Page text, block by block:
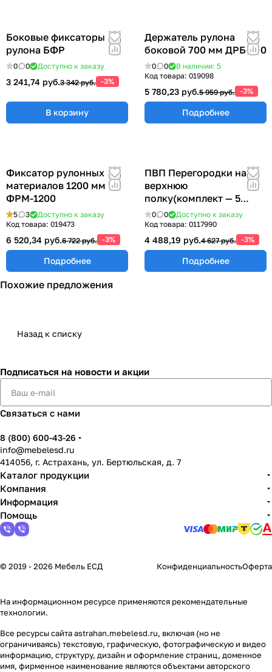
Боковые фиксаторы
рулона БФР
0 0 Доступно к заказу
3 241,74 руб.3 342 руб. -3%
В корзину
Держатель рулона
боковой 700 мм ДРБ-700
0 0
В наличии: 5
Код товара: 019098
5 780,23 руб.5 959 руб. -3%
Подробнее
Фиксатор рулонных
материалов 1200 мм
ФРМ-1200
5 3
Доступно к заказу
Код товара: 019473
6 520,34 руб.6 722 руб. -3%
Подробнее
ПВП Перегородки на
верхнюю
полку(комплект — 5
штук)
0 0
Доступно к заказу
Код товара: 0117990
4 488,19 руб.4 627 руб. -3%
Подробнее
Похожие предложения
Назад к списку
Подписаться на новости и акции
Связаться с нами
8 (800) 600-43-26
info@mebelesd.ru
414056, г. Астрахань, ул. Бертюльская, д. 7
Каталог продукции
Компания
Информация
Помощь
© 2019 - 2026 Мебель ЕСД КонфиденциальностьОферта
На информационном ресурсе применяются рекомендательные
технологии.
Все ресурсы сайта astrahan.mebelesd.ru, включая (но не
ограничиваясь) текстовую, графическую, фотографическую и видео
информацию, структуру, дизайн и оформление страниц, доменное
имя, фирменное наименование являются объектами авторского